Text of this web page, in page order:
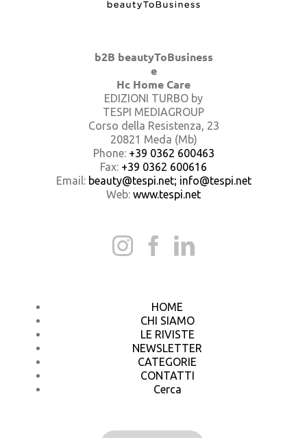
b2B beautyToBusiness
e
Hc Home Care
EDIZIONI TURBO by
TESPI MEDIAGROUP
Corso della Resistenza, 23
20821 Meda (Mb)
Phone: +39 0362 600463
Fax: +39 0362 600616
Email: beauty@tespi.net; info@tespi.net
Web: www.tespi.net
HOME
CHI SIAMO
LE RIVISTE
NEWSLETTER
CATEGORIE
CONTATTI
Cerca